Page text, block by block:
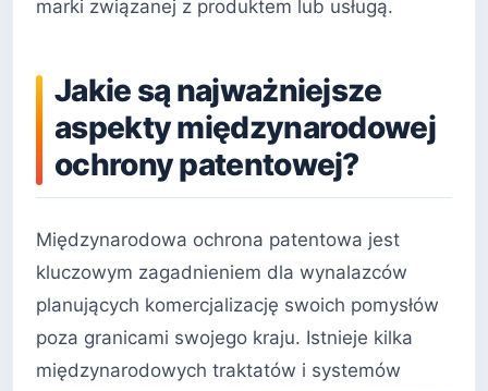
marki związanej z produktem lub usługą.
Jakie są najważniejsze
aspekty międzynarodowej
ochrony patentowej?
Międzynarodowa ochrona patentowa jest
kluczowym zagadnieniem dla wynalazców
planujących komercjalizację swoich pomysłów
poza granicami swojego kraju. Istnieje kilka
międzynarodowych traktatów i systemów